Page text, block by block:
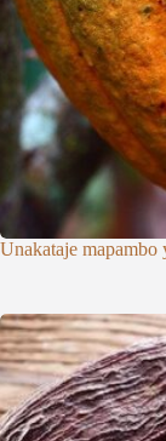
Unakataje mapambo